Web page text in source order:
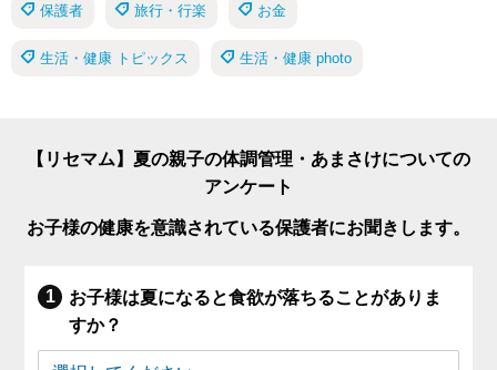
保護者 旅行・行楽 お金
生活・健康 トピックス 生活・健康 photo
【リセマム】夏の親子の体調管理・あまさけについての
アンケート
お子様の健康を意識されている保護者にお聞きします。
お子様は夏になると食欲が落ちることがありま
すか？